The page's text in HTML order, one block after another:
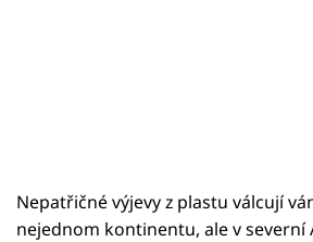
Nepatřičné výjevy z plastu válcují
nejednom kontinentu, ale v severní